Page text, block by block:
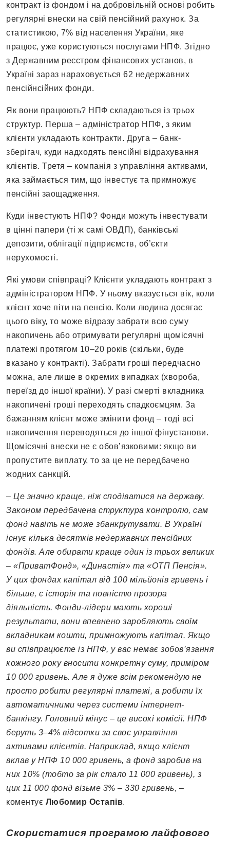
контракт із фондом і на добровільній основі робить
регулярні внески на свій пенсійний рахунок. За
статистикою, 7% від населення України, яке
працює, уже користуються послугами НПФ. Згідно
з Державним реєстром фінансових установ, в
Україні зараз нараховується 62 недержавних
пенсійнсійних фонди.
Як вони працюють? НПФ складаються із трьох
структур. Перша – адміністратор НПФ, з яким
клієнти укладають контракти. Друга – банк-
зберігач, куди надходять пенсійні відрахування
клієнтів. Третя – компанія з управління активами,
яка займається тим, що інвестує та примножує
пенсійні заощадження.
Куди інвестують НПФ? Фонди можуть інвестувати
в цінні папери (ті ж самі ОВДП), банківські
депозити, облігації підприємств, об’єкти
нерухомості.
Які умови співпраці? Клієнти укладають контракт з
адміністратором НПФ. У ньому вказується вік, коли
клієнт хоче піти на пенсію. Коли людина досягає
цього віку, то може відразу забрати всю суму
накопичень або отримувати регулярні щомісячні
платежі протягом 10–20 років (скільки, буде
вказано у контракті). Забрати гроші передчасно
можна, але лише в окремих випадках (хвороба,
переїзд до іншої країни). У разі смерті вкладника
накопичені гроші переходять спадкоємцям. За
бажанням клієнт може змінити фонд – тоді всі
накопичення переводяться до іншої фінустанови.
Щомісячні внески не є обов’язковими: якщо ви
пропустите виплату, то за це не передбачено
жодних санкцій.
– Це значно краще, ніж сподіватися на державу.
Законом передбачена структура контролю, сам
фонд навіть не може збанкрутувати. В Україні
існує кілька десятків недержавних пенсійних
фондів. Але обирати краще один із трьох великих
– «ПриватФонд», «Династія» та «ОТП Пенсія».
У цих фондах капітал від 100 мільйонів гривень і
більше, є історія та повністю прозора
діяльність. Фонди-лідери мають хороші
результати, вони впевнено заробляють своїм
вкладникам кошти, примножують капітал. Якщо
ви співпрацюєте із НПФ, у вас немає зобов’язання
кожного року вносити конкретну суму, приміром
10 000 гривень. Але я дуже всім рекомендую не
просто робити регулярні платежі, а робити їх
автоматичними через системи інтернет-
банкінгу. Головний мінус – це високі комісії. НПФ
беруть 3–4% відсотки за своє управління
активами клієнтів. Наприклад, якщо клієнт
вклав у НПФ 10 000 гривень, а фонд заробив на
них 10% (тобто за рік стало 11 000 гривень), з
цих 11 000 фонд візьме 3% – 330 гривень, –
коментує Любомир Остапів.
Скористатися програмою лайфового